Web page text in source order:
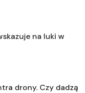
na luki w
drony. Czy dadzą